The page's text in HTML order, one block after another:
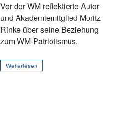
Vor der WM reflektierte Autor
und Akademiemitglied Moritz
Rinke über seine Beziehung
zum WM-Patriotismus.
Weiterlesen